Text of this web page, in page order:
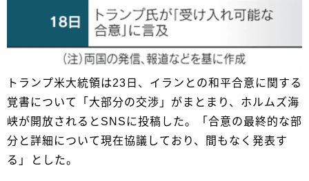
トランプ米大統領は23日、イランとの和平合意に関する
覚書について「大部分の交渉」がまとまり、ホルムズ海
峡が開放されるとSNSに投稿した。「合意の最終的な部
分と詳細について現在協議しており、間もなく発表す
る」⁠とした。